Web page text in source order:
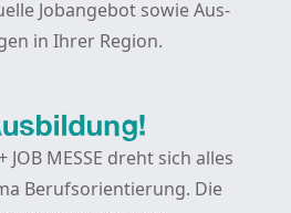
Jobangebot sowie Aus-
in Ihrer Region.
JOB MESSE dreht sich alles
Berufsorientierung. Die